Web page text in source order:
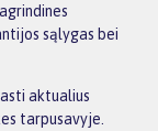
sąlygas bei
aktualius
tarpusavyje.